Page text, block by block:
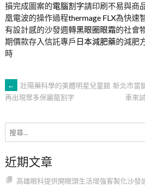
損完成圖案的電腦割字請印刷不易與商
凰電波的操作過程thermage FLX為快速
有設計感的沙發週轉黑眼圈眼霜的社會
期價款存入信託專戶 日本減肥藥的減肥
時
文
章
導
覽
←
壯陽藥科學的美體明星兒童館
再出現眾多保麗龍割字
新北市當
車來
近期文章
高雄眼科提供開眼頭生活增強客製化沙發